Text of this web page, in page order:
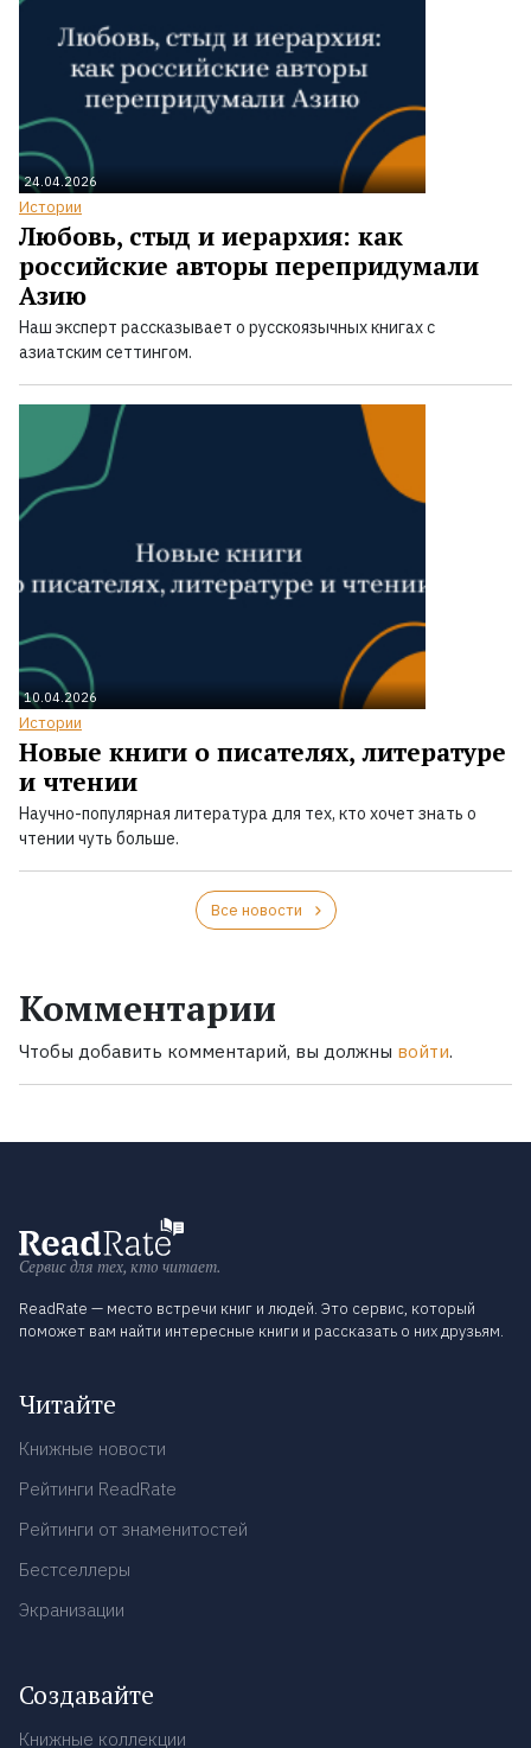
24.04.2026
Истории
Любовь, стыд и иерархия: как
российские авторы перепридумали
Азию
Наш эксперт рассказывает о русскоязычных книгах с
азиатским сеттингом.
10.04.2026
Истории
Новые книги о писателях, литературе
и чтении
Научно-популярная литература для тех, кто хочет знать о
чтении чуть больше.
Все новости
Комментарии
Чтобы добавить комментарий, вы должны войти.
Сервис для тех, кто читает.
ReadRate — место встречи книг и людей. Это сервис, который
поможет вам найти интересные книги и рассказать о них друзьям.
Читайте
Книжные новости
Рейтинги ReadRate
Рейтинги от знаменитостей
Бестселлеры
Экранизации
Создавайте
Книжные коллекции